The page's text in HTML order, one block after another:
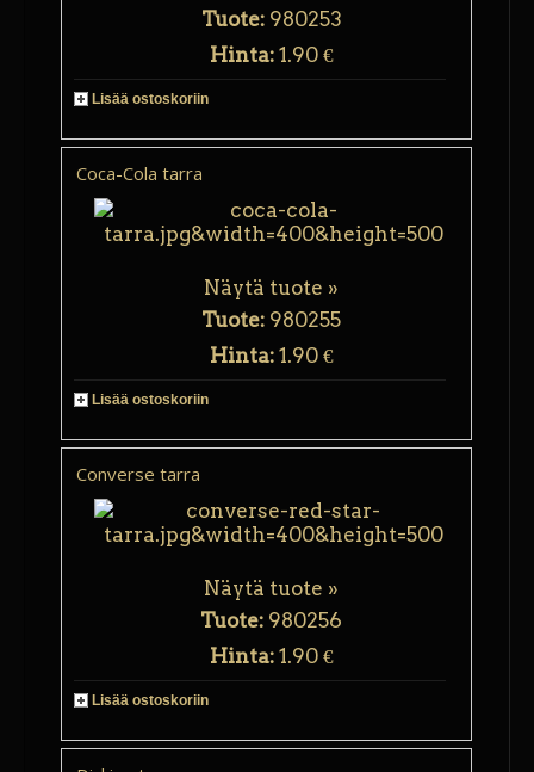
Tuote: 980253
Hinta: 1.90 €
Lisää ostoskoriin
Coca-Cola tarra
Näytä tuote »
Tuote: 980255
Hinta: 1.90 €
Lisää ostoskoriin
Converse tarra
Näytä tuote »
Tuote: 980256
Hinta: 1.90 €
Lisää ostoskoriin